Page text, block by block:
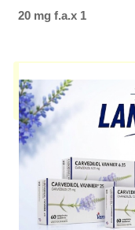
20 mg f.a.x 1
hematopoyéticas
. Es
disponible.
Explorar más
Otros productos
Otros productos